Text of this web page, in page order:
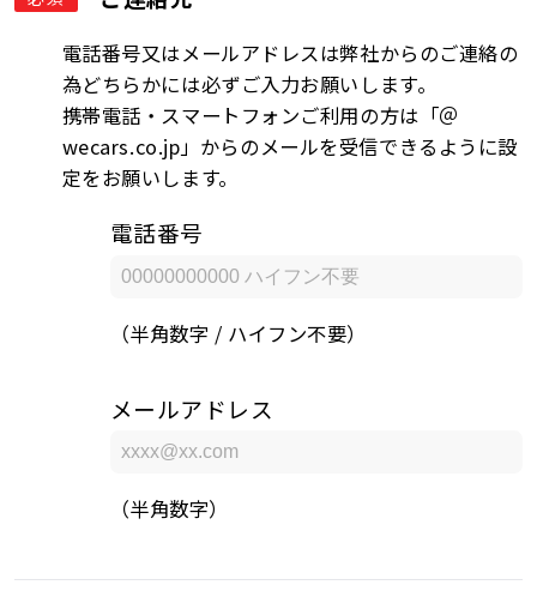
電話番号又はメールアドレスは弊社からのご連絡の
為どちらかには必ずご入力お願いします。
携帯電話・スマートフォンご利用の方は「＠
wecars.co.jp」からのメールを受信できるように設
定をお願いします。
電話番号
（半角数字 / ハイフン不要）
メールアドレス
（半角数字）